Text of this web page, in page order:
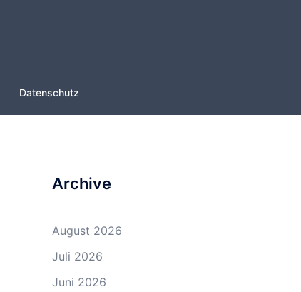
Datenschutz
Archive
August 2026
Juli 2026
Juni 2026